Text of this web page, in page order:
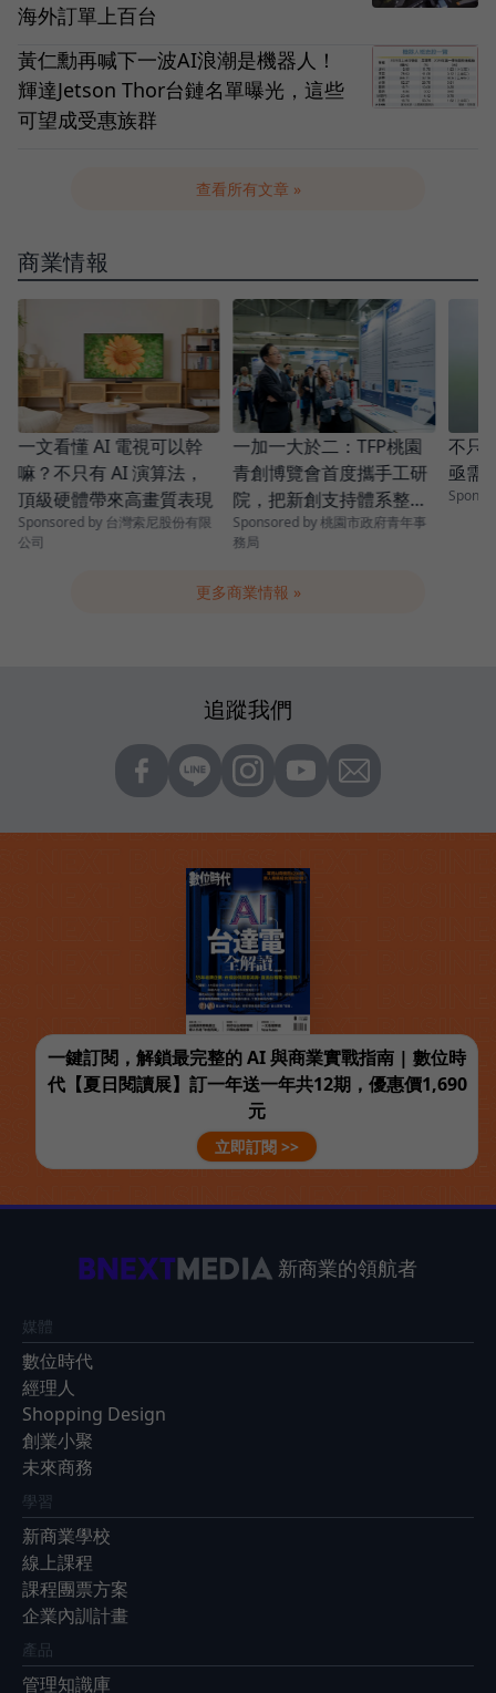
海外訂單上百台
黃仁勳再喊下一波AI浪潮是機器人！
輝達Jetson Thor台鏈名單曝光，這些
可望成受惠族群
查看所有文章 »
商業情報
一文看懂 AI 電視可以幹
嘛？不只有 AI 演算法，
頂級硬體帶來高畫質表現
Sponsored by 台灣索尼股份有限
公司
一加一大於二：TFP桃園
青創博覽會首度攜手工研
院，把新創支持體系整條
串起來
Sponsored by 桃園市政府青年事
務局
不只
亟需
更多商業情報 »
追蹤我們
一鍵訂閱，解鎖最完整的 AI 與商業實戰指南 | 數位時
代【夏日閱讀展】訂一年送一年共12期，優惠價1,690
元
立即訂閱 >>
新商業的領航者
媒體
數位時代
經理人
Shopping Design
創業小聚
未來商務
學習
新商業學校
線上課程
課程團票方案
企業內訓計畫
產品
管理知識庫